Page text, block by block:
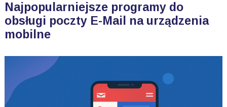
Najpopularniejsze programy do
obsługi poczty E-Mail na urządzenia
mobilne